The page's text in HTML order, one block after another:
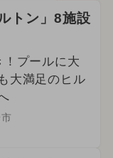
トン」8施設
プールに大
大満足のヒル